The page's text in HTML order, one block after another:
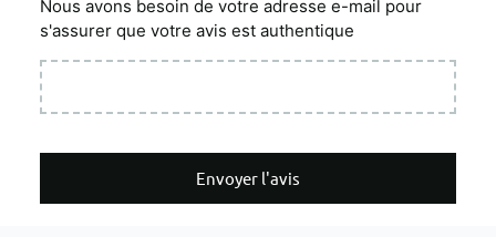
Nous avons besoin de votre adresse e-mail pour
s'assurer que votre avis est authentique
Envoyer l'avis